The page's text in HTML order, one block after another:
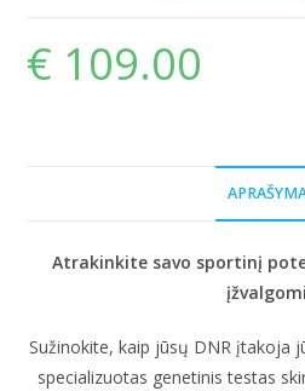
testas
€ 109.00
Atrakinkite savo sportinį
Sužinokite, kaip jūsų DNR įtakoja
specializuotas genetinis testas